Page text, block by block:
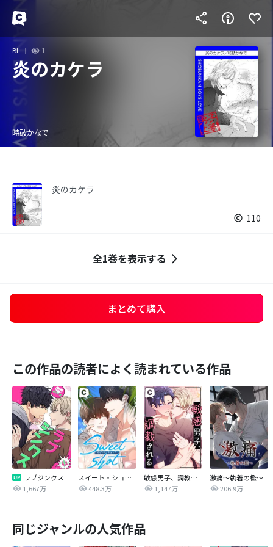
BL 1
炎のカケラ
時破かなで
炎のカケラ
110
全1巻を表示する
まとめて購入
この作品の読者によく読まれている作品
ラブジンクス
1,667万
スイート・ショット
448.3万
敏感男子、調教される
1,147万
激痛～執着の檻～
206.9万
同じジャンルの人気作品